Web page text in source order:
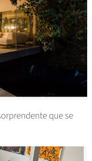
que se